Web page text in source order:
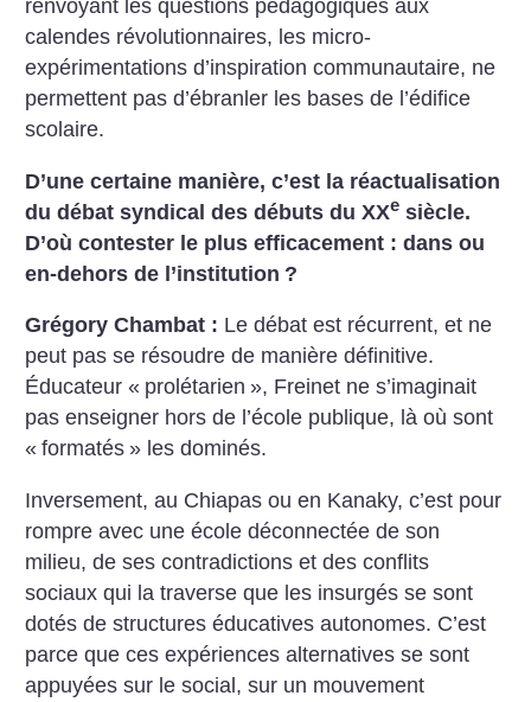
renvoyant les questions pédagogiques aux
calendes révolutionnaires, les micro-
expérimentations d’inspiration communautaire, ne
permettent pas d’ébranler les bases de l’édifice
scolaire.
D’une certaine manière, c’est la réactualisation
du débat syndical des débuts du XXe siècle.
D’où contester le plus efficacement : dans ou
en-dehors de l’institution ?
Grégory Chambat : Le débat est récurrent, et ne
peut pas se résoudre de manière définitive.
Éducateur « prolétarien », Freinet ne s’imaginait
pas enseigner hors de l’école publique, là où sont
« formatés » les dominés.
Inversement, au Chiapas ou en Kanaky, c’est pour
rompre avec une école déconnectée de son
milieu, de ses contradictions et des conflits
sociaux qui la traverse que les insurgés se sont
dotés de structures éducatives autonomes. C’est
parce que ces expériences alternatives se sont
appuyées sur le social, sur un mouvement